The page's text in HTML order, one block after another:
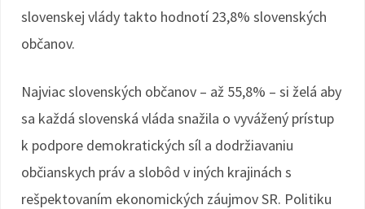
slovenskej vlády takto hodnotí 23,8% slovenských
občanov.
Najviac slovenských občanov – až 55,8% – si želá aby
sa každá slovenská vláda snažila o vyvážený prístup
k podpore demokratických síl a dodržiavaniu
občianskych práv a slobôd v iných krajinách s
rešpektovaním ekonomických záujmov SR. Politiku